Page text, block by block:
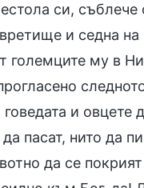
си,
и седна на
големците му в
и овцете
пасат, нито да
да се